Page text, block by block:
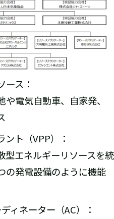
ス：
電気自動車、自家発、
ト（VPP）：
型エネルギーリソースを統
の発電設備のように機能
ネーター（AC）：